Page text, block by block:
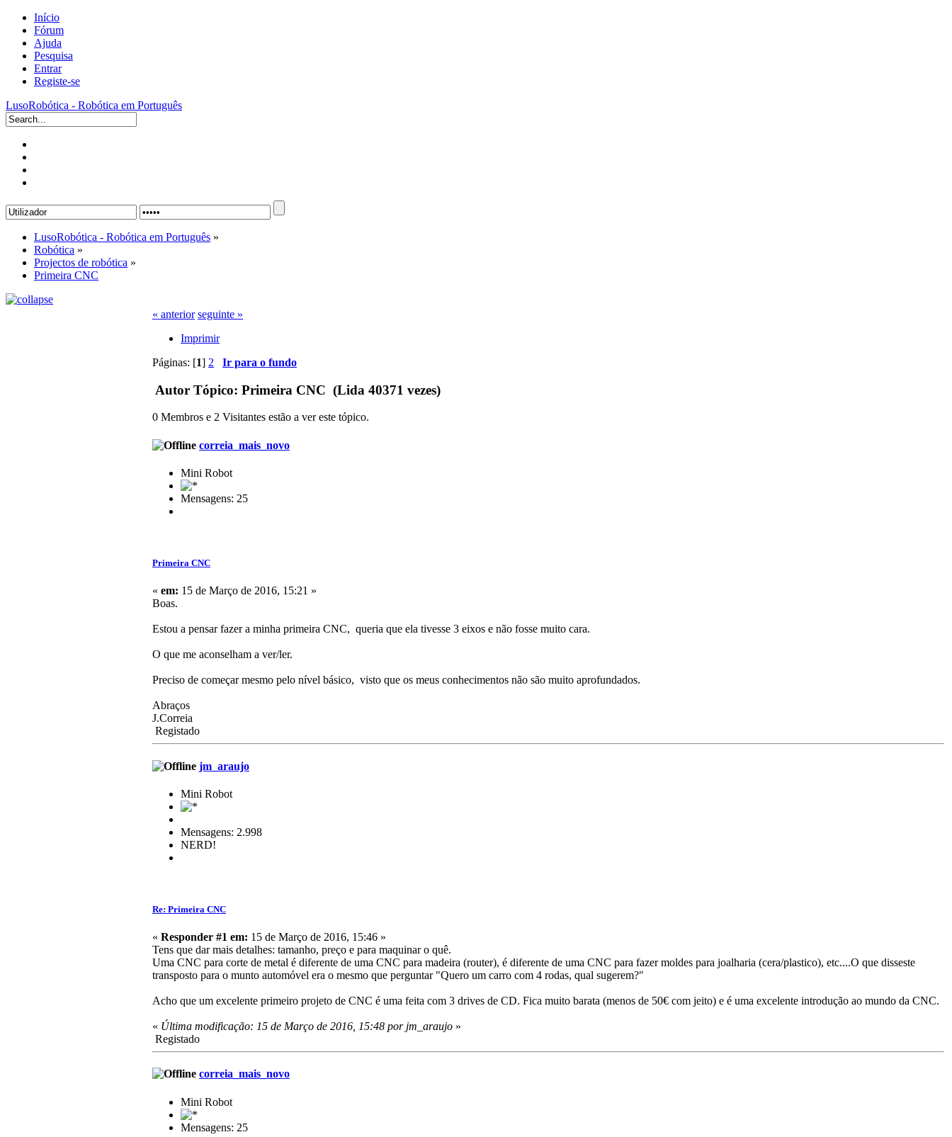
Início
Fórum
Ajuda
Pesquisa
Entrar
Registe-se
LusoRobótica - Robótica em Português
LusoRobótica - Robótica em Português »
Robótica »
Projectos de robótica »
Primeira CNC
« anterior seguinte »
Imprimir
Páginas: [1] 2 Ir para o fundo
Autor Tópico: Primeira CNC (Lida 40371 vezes)
0 Membros e 2 Visitantes estão a ver este tópico.
correia_mais_novo
Mini Robot
Mensagens: 25
Primeira CNC
« em: 15 de Março de 2016, 15:21 »
Boas.
Estou a pensar fazer a minha primeira CNC, queria que ela tivesse 3 eixos e não fosse muito cara.
O que me aconselham a ver/ler.
Preciso de começar mesmo pelo nível básico, visto que os meus conhecimentos não são muito aprofundados.
Abraços
J.Correia
Registado
jm_araujo
Mini Robot
Mensagens: 2.998
NERD!
Re: Primeira CNC
« Responder #1 em: 15 de Março de 2016, 15:46 »
Tens que dar mais detalhes: tamanho, preço e para maquinar o quê.
Uma CNC para corte de metal é diferente de uma CNC para madeira (router), é diferente de uma CNC para fazer moldes para joalharia (cera/plastico), etc....O que disseste
transposto para o munto automóvel era o mesmo que perguntar "Quero um carro com 4 rodas, qual sugerem?"
Acho que um excelente primeiro projeto de CNC é uma feita com 3 drives de CD. Fica muito barata (menos de 50€ com jeito) e é uma excelente introdução ao mundo da CNC.
« Última modificação: 15 de Março de 2016, 15:48 por jm_araujo »
Registado
correia_mais_novo
Mini Robot
Mensagens: 25